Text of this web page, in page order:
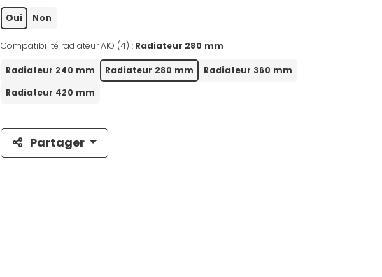
Oui Non
Compatibilité radiateur AIO (4) : Radiateur 280 mm
Radiateur 240 mm Radiateur 280 mm
Radiateur 360 mm
Radiateur 420 mm
Partager